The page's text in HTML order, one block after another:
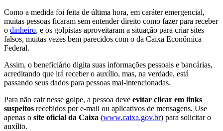
Como a medida foi feita de última hora, em caráter emergencial,
muitas pessoas ficaram sem entender direito como fazer para receber
o dinheiro, e os golpistas aproveitaram a situação para criar sites
falsos, muitas vezes bem parecidos com o da Caixa Econômica
Federal.
Assim, o beneficiário digita suas informações pessoais e bancárias,
acreditando que irá receber o auxílio, mas, na verdade, está
passando seus dados para pessoas mal-intencionadas.
Para não cair nesse golpe, a pessoa deve evitar clicar em links
suspeitos recebidos por e-mail ou aplicativos de mensagens. Use
apenas o site oficial da Caixa (www.caixa.gov.br) para solicitar o
auxílio.